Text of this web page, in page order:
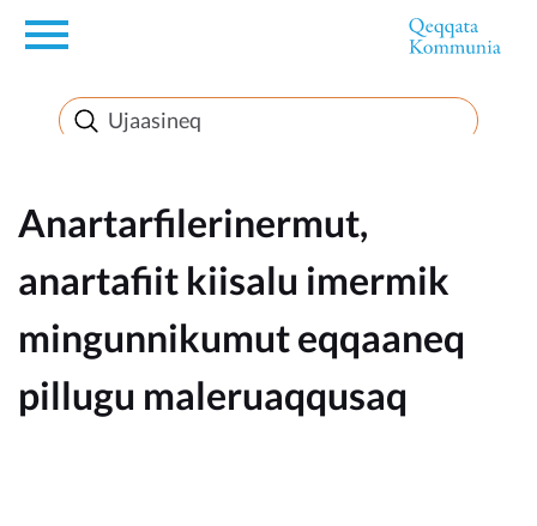
en
Innuttaasunut
Inuussutissarsiorneq
Politikki
Takornariat
Anartarfilerinermut,
anartafiit kiisalu imermik
mingunnikumut eqqaaneq
pillugu maleruaqqusaq